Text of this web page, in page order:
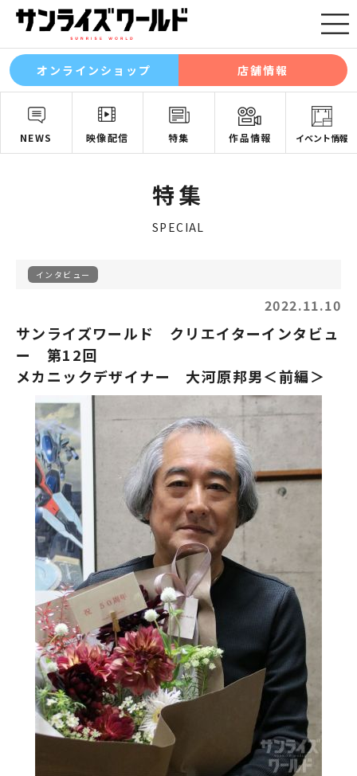
オンラインショップ 店舗情報
NEWS 映像配信 特集 作品情報 イベント情報
特集
SPECIAL
インタビュー
2022.11.10
サンライズワールド クリエイターインタビュ
ー 第12回
メカニックデザイナー 大河原邦男＜前編＞